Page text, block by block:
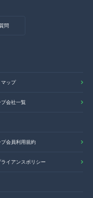
問
マップ
プ会社一覧
プ会員利用規約
ライアンスポリシー